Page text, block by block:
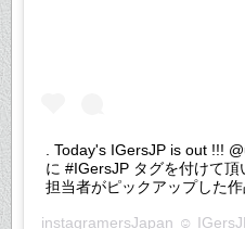
. Today's IGersJP is out !!!
に #IGersJP タグを付けて
担当者がピックアップした
instagramersJapan ☺︎